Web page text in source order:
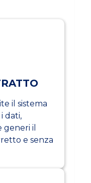
il sistema
dati,
generi il
e senza